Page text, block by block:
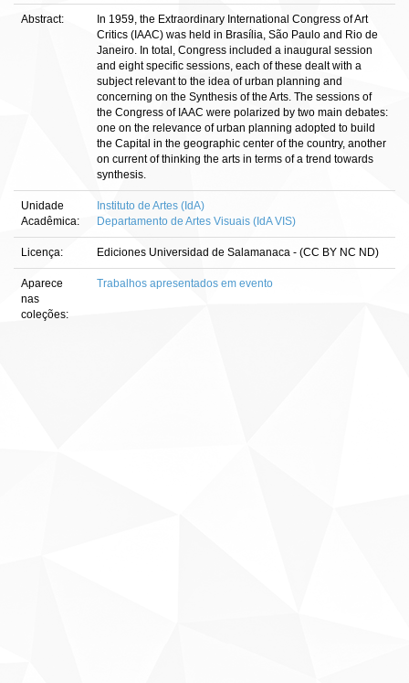
Abstract:
In 1959, the Extraordinary International Congress of Art
Critics (IAAC) was held in Brasília, São Paulo and Rio de
Janeiro. In total, Congress included a inaugural session
and eight specific sessions, each of these dealt with a
subject relevant to the idea of urban planning and
concerning on the Synthesis of the Arts. The sessions of
the Congress of IAAC were polarized by two main debates:
one on the relevance of urban planning adopted to build
the Capital in the geographic center of the country, another
on current of thinking the arts in terms of a trend towards
synthesis.
Unidade
Acadêmica:
Instituto de Artes (IdA)
Departamento de Artes Visuais (IdA VIS)
Licença: Ediciones Universidad de Salamanaca - (CC BY NC ND)
Aparece
nas
coleções:
Trabalhos apresentados em evento